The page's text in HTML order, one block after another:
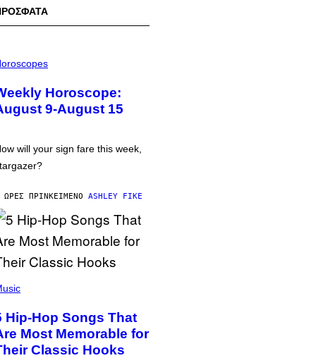
Horoscope:
9-August 15
will your sign fare this week,
ΏΡΕΣ ΠΡΙΝΚΕΊΜΕΝΟ ASHLEY FIKE
Hip-Hop Songs That
Most Memorable for
Classic Hooks